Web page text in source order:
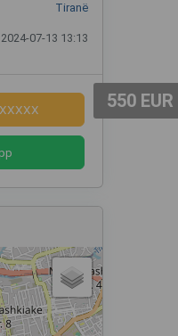
550 EUR
Tiranë
2024-07-13 13:13